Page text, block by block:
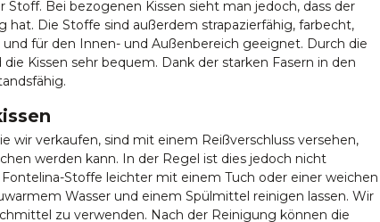
Stoff. Bei bezogenen Kissen sieht man jedoch, dass der
hat. Die Stoffe sind außerdem strapazierfähig, farbecht,
und für den Innen- und Außenbereich geeignet. Durch die
Kissen sehr bequem. Dank der starken Fasern in den
wir verkaufen, sind mit einem Reißverschluss versehen,
werden kann. In der Regel ist dies jedoch nicht
Stoffe leichter mit einem Tuch oder einer weichen
Wasser und einem Spülmittel reinigen lassen. Wir
zu verwenden. Nach der Reinigung können die